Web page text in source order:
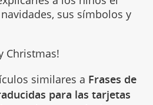
sus símbolos y
Christmas!
similares a Frases de
para las tarjetas